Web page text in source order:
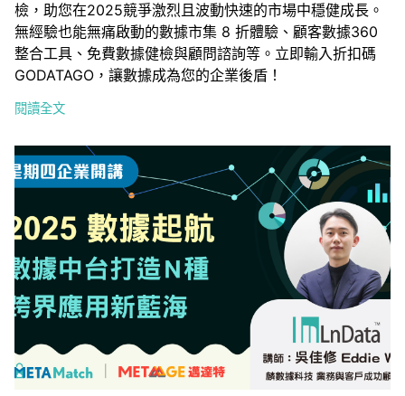
檢，助您在2025競爭激烈且波動快速的市場中穩健成長。
無經驗也能無痛啟動的數據市集 8 折體驗、顧客數據360
整合工具、免費數據健檢與顧問諮詢等。立即輸入折扣碼
GODATAGO，讓數據成為您的企業後盾！
閱讀全文